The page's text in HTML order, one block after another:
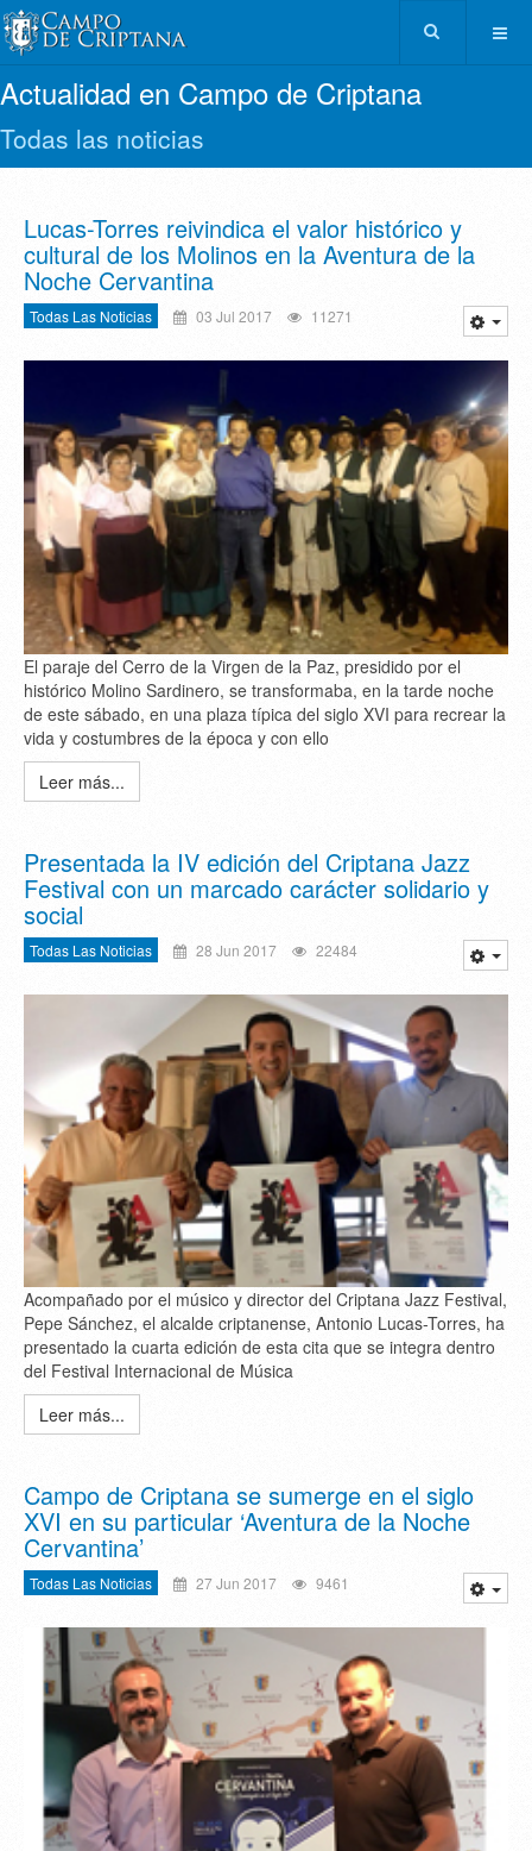
Actualidad en Campo de Criptana
Todas las noticias
Lucas-Torres reivindica el valor histórico y
cultural de los Molinos en la Aventura de la
Noche Cervantina
Todas Las Noticias 03 Jul 2017 11271
El paraje del Cerro de la Virgen de la Paz, presidido por el
histórico Molino Sardinero, se transformaba, en la tarde noche
de este sábado, en una plaza típica del siglo XVI para recrear la
vida y costumbres de la época y con ello
Leer más...
Presentada la IV edición del Criptana Jazz
Festival con un marcado carácter solidario y
social
Todas Las Noticias 28 Jun 2017 22484
Acompañado por el músico y director del Criptana Jazz Festival,
Pepe Sánchez, el alcalde criptanense, Antonio Lucas-Torres, ha
presentado la cuarta edición de esta cita que se integra dentro
del Festival Internacional de Música
Leer más...
Campo de Criptana se sumerge en el siglo
XVI en su particular ‘Aventura de la Noche
Cervantina’
Todas Las Noticias 27 Jun 2017 9461